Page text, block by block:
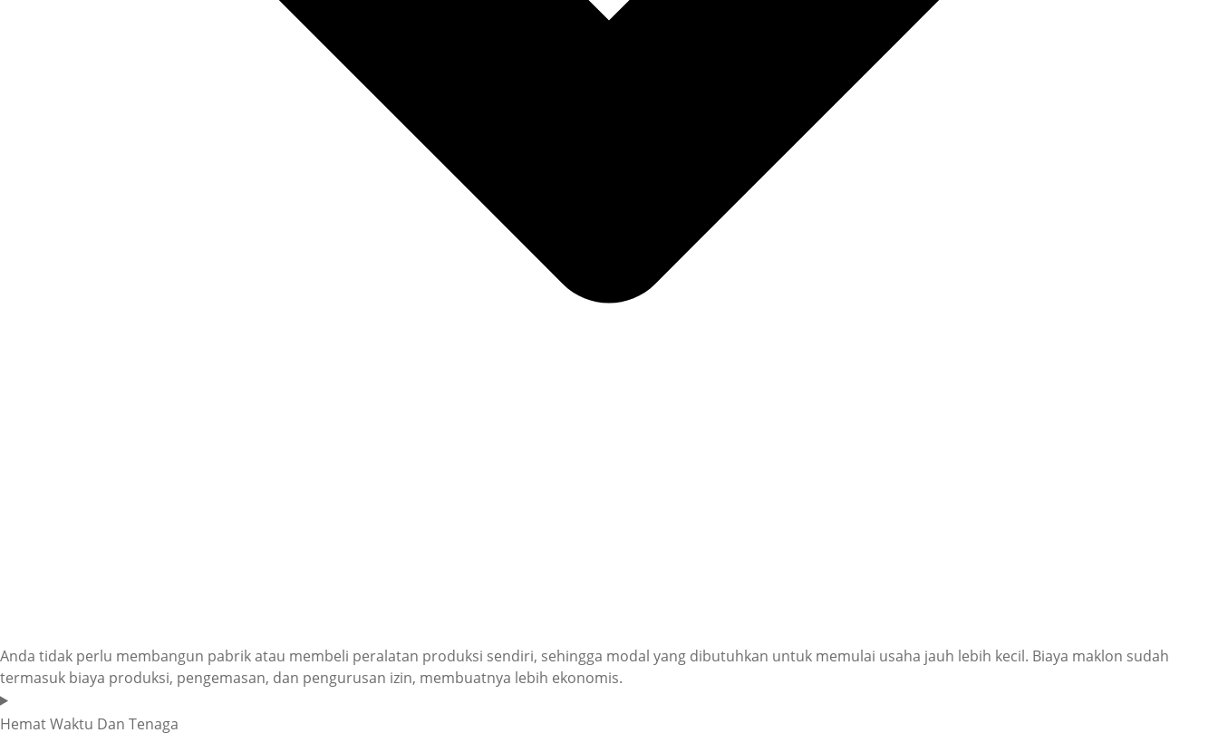
Anda tidak perlu membangun pabrik atau membeli peralatan produksi sendiri, sehingga modal yang dibutuhkan untuk memulai usaha jauh lebih kecil. Biaya maklon sudah
termasuk biaya produksi, pengemasan, dan pengurusan izin, membuatnya lebih ekonomis.
Hemat Waktu Dan Tenaga